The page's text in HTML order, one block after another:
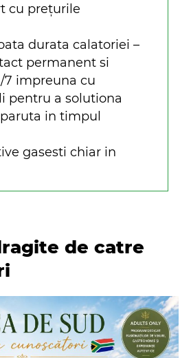
cu prețurile
durata calatoriei –
permanent si
7 impreuna cu
pentru a solutiona
in timpul
gasesti chiar in
de catre